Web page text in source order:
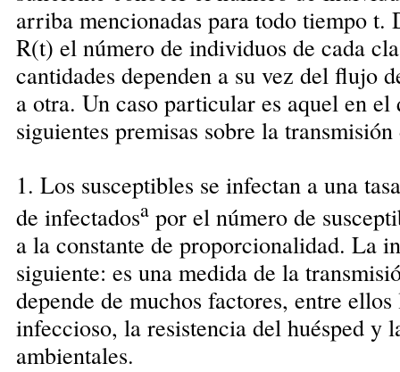
arriba mencionadas para todo tiempo
R(t) el número de individuos de cada
cantidades dependen a su vez del flujo
a otra. Un caso particular es aquel en el
siguientes premisas sobre la
1. Los susceptibles se infectan a una
de infectadosa por el número de
a la constante de proporcionalidad. La
siguiente: es una medida de la
depende de muchos factores, entre
infeccioso, la resistencia del huésped y
ambientales.